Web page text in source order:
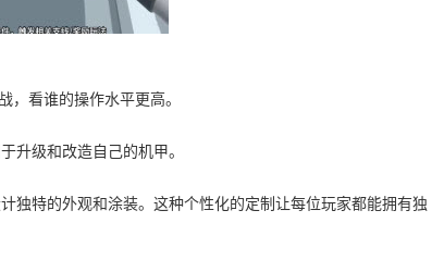
，看谁的操作水平更高。
升级和改造自己的机甲。
独特的外观和涂装。这种个性化的定制让每位玩家都能拥有独